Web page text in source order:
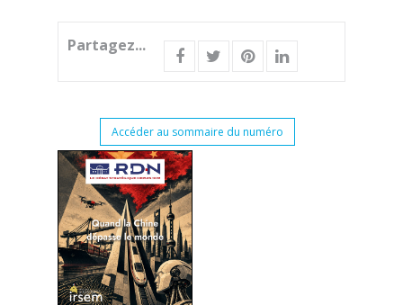
Partagez...
Accéder au sommaire du numéro